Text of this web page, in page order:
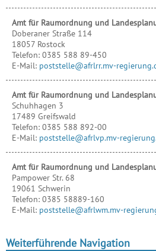
Amt für Raumordnung und
Doberaner Straße 114
18057 Rostock
Telefon: 0385 588 89-450
E-Mail: poststelle@afrlrr.mv-
Amt für Raumordnung und
Schuhhagen 3
17489 Greifswald
Telefon: 0385 588 892-00
E-Mail: poststelle@afrlvp.mv-
Amt für Raumordnung und
Pampower Str. 68
19061 Schwerin
Telefon: 0385 58889-160
E-Mail: poststelle@afrlwm.mv-
Weiterführende Navigation